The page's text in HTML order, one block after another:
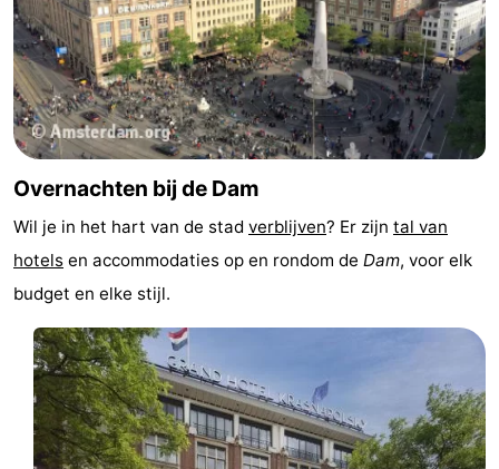
Overnachten bij de Dam
Wil je in het hart van de stad verblijven? Er zijn tal van
hotels en accommodaties op en rondom de Dam, voor elk
budget en elke stijl.